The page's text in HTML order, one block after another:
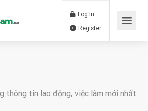
Log In
thông tin lao động, việc làm mới nhất